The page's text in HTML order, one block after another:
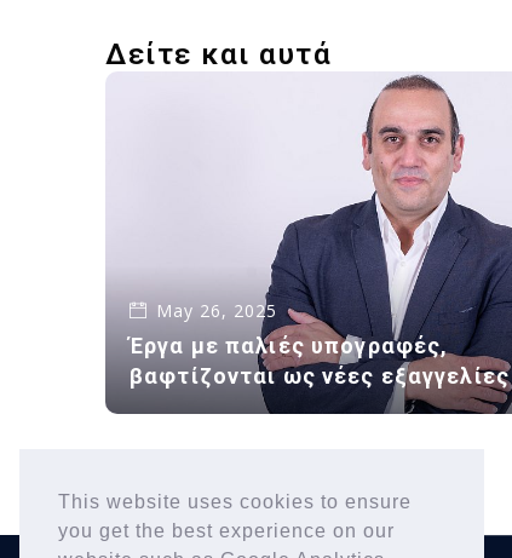
This website uses cookies to ensure
you get the best experience on our
Δείτε και αυτά
May 26, 2025
Έργα με παλιές υπογραφές,
βαφτίζονται ως νέες εξαγγελίες